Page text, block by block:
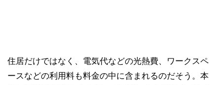
住居だけではなく、電気代などの光熱費、ワークスペ
ースなどの利用料も料金の中に含まれるのだそう。本